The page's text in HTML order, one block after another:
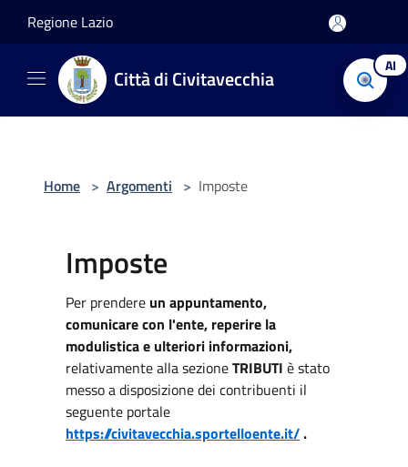
Regione Lazio
Città di Civitavecchia AI
Home > Argomenti > Imposte
Imposte
Per prendere un appuntamento,
comunicare con l'ente, reperire la
modulistica e ulteriori informazioni,
relativamente alla sezioneTRIBUTI è stato
messo a disposizione dei contribuenti il
seguente portale
https://civitavecchia.sportelloente.it/.